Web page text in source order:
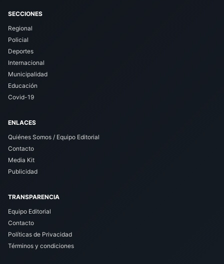
SECCIONES
Regional
Policial
Deportes
Internacional
Municipalidad
Educación
Covid-19
ENLACES
Quiénes Somos / Equipo Editorial
Contacto
Media Kit
Publicidad
TRANSPARENCIA
Equipo Editorial
Contacto
Políticas de Privacidad
Términos y condiciones